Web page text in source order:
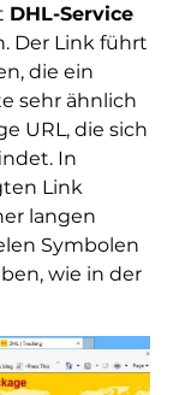
DHL-Service
Der Link führt
die ein
sehr ähnlich
URL, die sich
In
Link
langen
Symbolen
wie in der